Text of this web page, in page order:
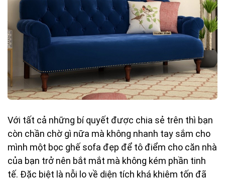
Với tất cả những bí quyết được chia sẻ trên thì bạn
còn chần chờ gì nữa mà không nhanh tay sắm cho
mình một bọc ghế sofa đẹp để tô điểm cho căn nhà
của bạn trở nên bắt mắt mà không kém phần tinh
tế. Đặc biệt là nỗi lo về diện tích khá khiêm tốn đã